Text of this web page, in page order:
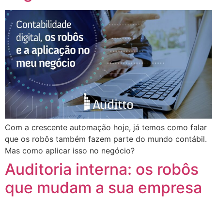
Com a crescente automação hoje, já temos como falar
que os robôs também fazem parte do mundo contábil.
Mas como aplicar isso no negócio?
Auditoria interna: os robôs
que mudam a sua empresa